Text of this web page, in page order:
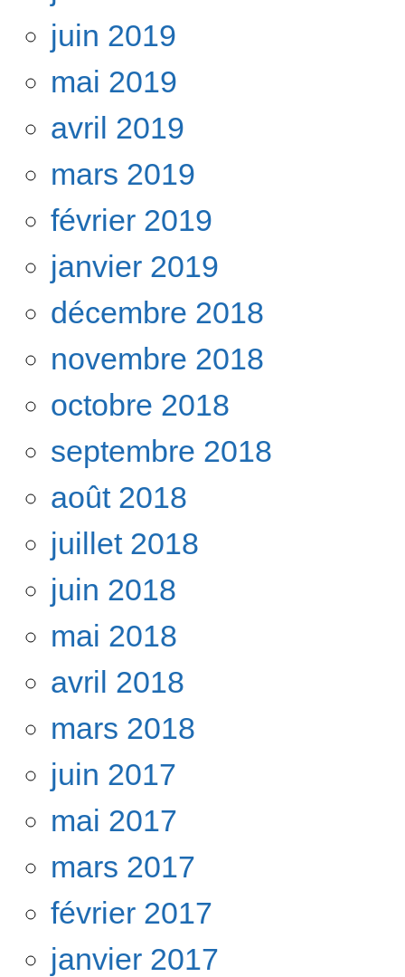
juin 2019
mai 2019
avril 2019
mars 2019
février 2019
janvier 2019
décembre 2018
novembre 2018
octobre 2018
septembre 2018
août 2018
juillet 2018
juin 2018
mai 2018
avril 2018
mars 2018
juin 2017
mai 2017
mars 2017
février 2017
janvier 2017